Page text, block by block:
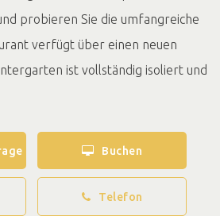
probieren Sie die umfangreiche
verfügt über einen neuen
ist vollständig isoliert und
damit Sie auch im
genießen Sie die Atmosphäre
Varsseveld in der Region
Sie unsere köstlichen
Buchen
Telefon